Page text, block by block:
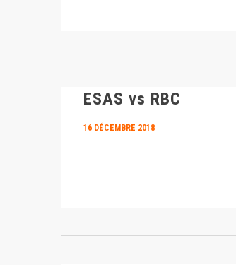
ESAS vs RBC
16 DÉCEMBRE 2018